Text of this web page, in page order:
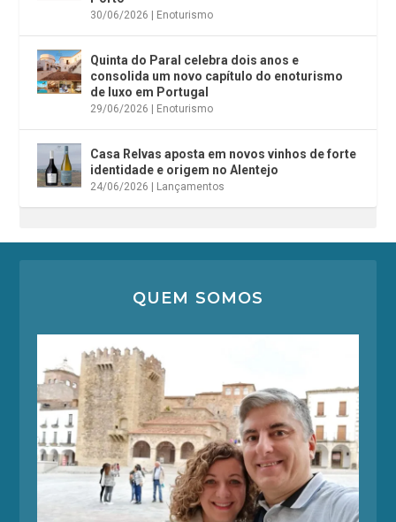
30/06/2026 Enoturismo
Quinta do Paral celebra dois anos e
consolida um novo capítulo do enoturismo
de luxo em Portugal
29/06/2026 Enoturismo
Casa Relvas aposta em novos vinhos de forte
identidade e origem no Alentejo
24/06/2026 Lançamentos
QUEM SOMOS